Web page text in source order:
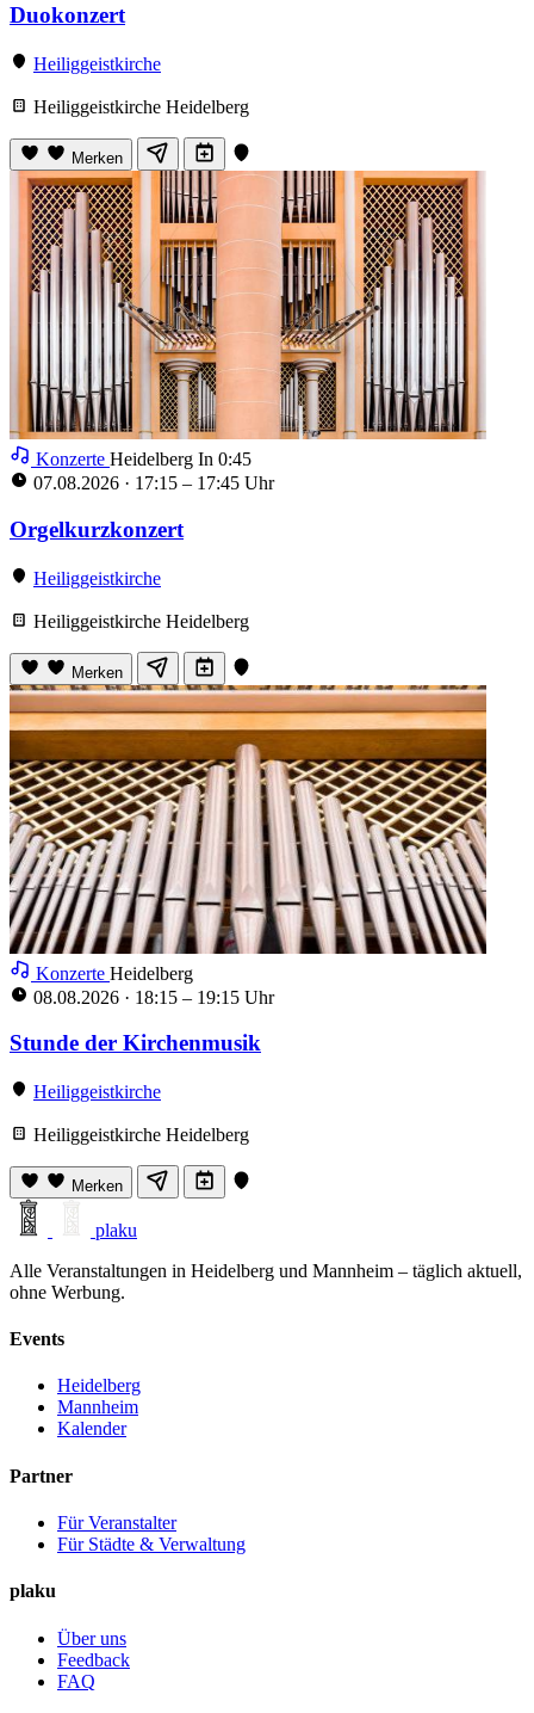
Duokonzert
Heiliggeistkirche
Heiliggeistkirche Heidelberg
Merken
Konzerte Heidelberg In 0:44
07.08.2026 · 17:15 – 17:45 Uhr
Orgelkurzkonzert
Heiliggeistkirche
Heiliggeistkirche Heidelberg
Merken
Konzerte Heidelberg
08.08.2026 · 18:15 – 19:15 Uhr
Stunde der Kirchenmusik
Heiliggeistkirche
Heiliggeistkirche Heidelberg
Merken
plaku
Alle Veranstaltungen in Heidelberg und Mannheim – täglich aktuell,
ohne Werbung.
Events
Heidelberg
Mannheim
Kalender
Partner
Für Veranstalter
Für Städte & Verwaltung
plaku
Über uns
Feedback
FAQ